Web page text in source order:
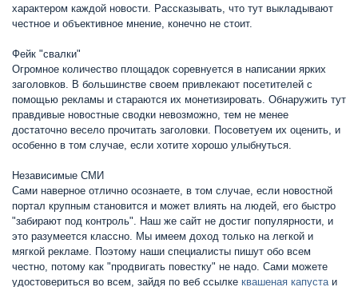
характером каждой новости. Рассказывать, что тут выкладывают
честное и объективное мнение, конечно не стоит.
Фейк "свалки"
Огромное количество площадок соревнуется в написании ярких
заголовков. В большинстве своем привлекают посетителей с
помощью рекламы и стараются их монетизировать. Обнаружить тут
правдивые новостные сводки невозможно, тем не менее
достаточно весело прочитать заголовки. Посоветуем их оценить, и
особенно в том случае, если хотите хорошо улыбнуться.
Независимые СМИ
Сами наверное отлично осознаете, в том случае, если новостной
портал крупным становится и может влиять на людей, его быстро
"забирают под контроль". Наш же сайт не достиг популярности, и
это разумеется классно. Мы имеем доход только на легкой и
мягкой рекламе. Поэтому наши специалисты пишут обо всем
честно, потому как "продвигать повестку" не надо. Сами можете
удостовериться во всем, зайдя по веб ссылке квашеная капустаи